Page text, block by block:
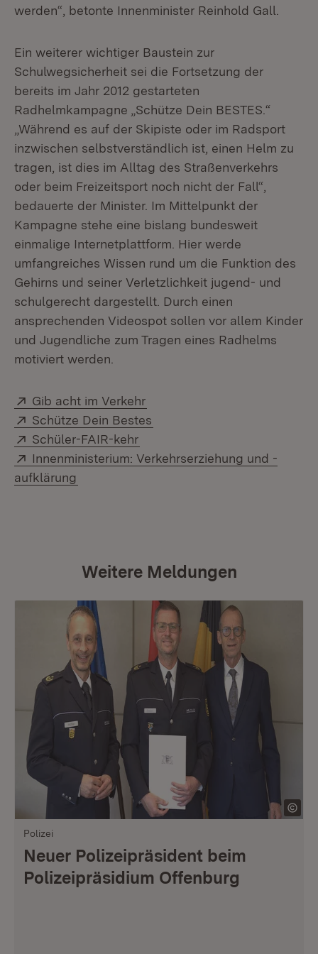
werden“, betonte Innenminister Reinhold Gall.
Ein weiterer wichtiger Baustein zur
Schulwegsicherheit sei die Fortsetzung der
bereits im Jahr 2012 gestarteten
Radhelmkampagne „Schütze Dein BESTES.“
„Während es auf der Skipiste oder im Radsport
inzwischen selbstverständlich ist, einen Helm zu
tragen, ist dies im Alltag des Straßenverkehrs
oder beim Freizeitsport noch nicht der Fall“,
bedauerte der Minister. Im Mittelpunkt der
Kampagne stehe eine bislang bundesweit
einmalige Internetplattform. Hier werde
umfangreiches Wissen rund um die Funktion des
Gehirns und seiner Verletzlichkeit jugend- und
schulgerecht dargestellt. Durch einen
ansprechenden Videospot sollen vor allem Kinder
und Jugendliche zum Tragen eines Radhelms
motiviert werden.
Extern:
Gib acht im Verkehr
Extern:
Schütze Dein Bestes
Extern:
Schüler-FAIR-kehr
Extern:
Innenministerium: Verkehrserziehung und -
aufklärung
Weitere Meldungen
Polizei
Neuer Polizeipräsident beim
Polizeipräsidium Offenburg